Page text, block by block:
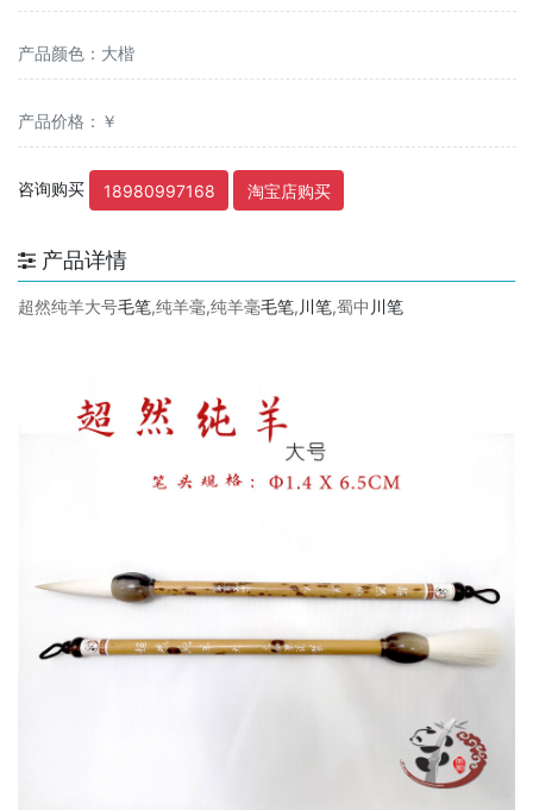
产品颜色：大楷
产品价格：￥
咨询购买 18980997168 淘宝店购买
产品详情
超然纯羊大号毛笔,纯羊毫,纯羊毫毛笔, 川笔,蜀中 川笔